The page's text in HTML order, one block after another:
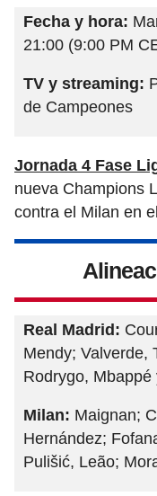
Fecha y hora:
21:00 (9:00 PM
TV y streaming:
de Campeones
Jornada 4 Fase
nueva Champions
contra el Milan en
Real Madrid:
Mendy; Valverde,
Rodrygo, Mbappé
Milan: Maignan;
Hernández;
Pulišić, Leão;